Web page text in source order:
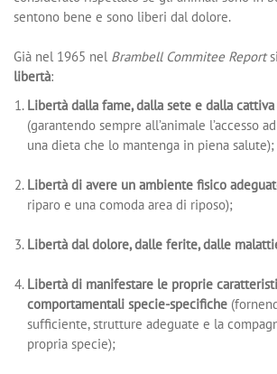
sentono bene e sono liberi dal dolore.
Già nel 1965 nel Brambell Commitee Report
libertà:
Libertà dalla fame, dalla sete e dalla
(garantendo sempre all’animale l’accesso
una dieta che lo mantenga in piena salute);
Libertà di avere un ambiente fisico
riparo e una comoda area di riposo);
Libertà dal dolore, dalle ferite, dalle
Libertà di manifestare le proprie
comportamentali specie-specifiche
sufficiente, strutture adeguate e la
propria specie);